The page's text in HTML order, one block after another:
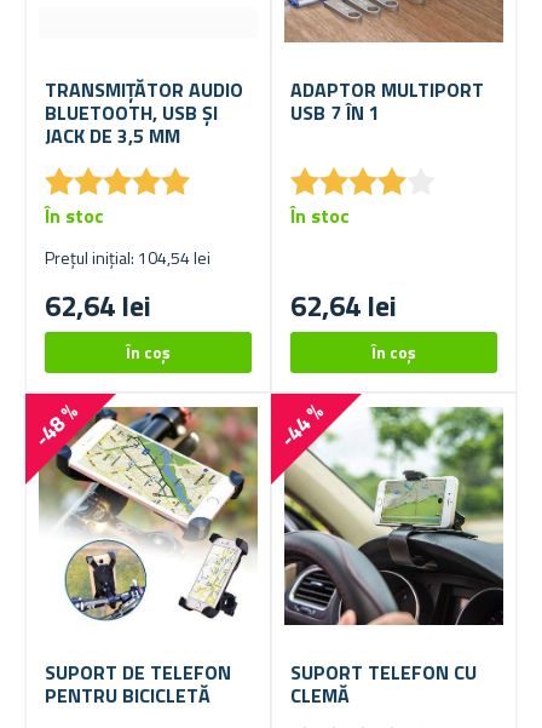
TRANSMIȚĂTOR AUDIO
BLUETOOTH, USB ȘI
JACK DE 3,5 MM
★★★★★
★★★★★
Prețul inițial: 104,54 lei
62,64 lei
În stoc
ADAPTOR MULTIPORT
USB 7 ÎN 1
★★★★
★★★★
62,64 lei
În stoc
-48 %
SUPORT DE TELEFON
PENTRU BICICLETĂ
-44 %
SUPORT TELEFON CU
CLEMĂ